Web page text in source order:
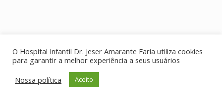
O Hospital Infantil Dr. Jeser Amarante Faria utiliza cookies
para garantir a melhor experiência a seus usuários
Nossa política
Aceito